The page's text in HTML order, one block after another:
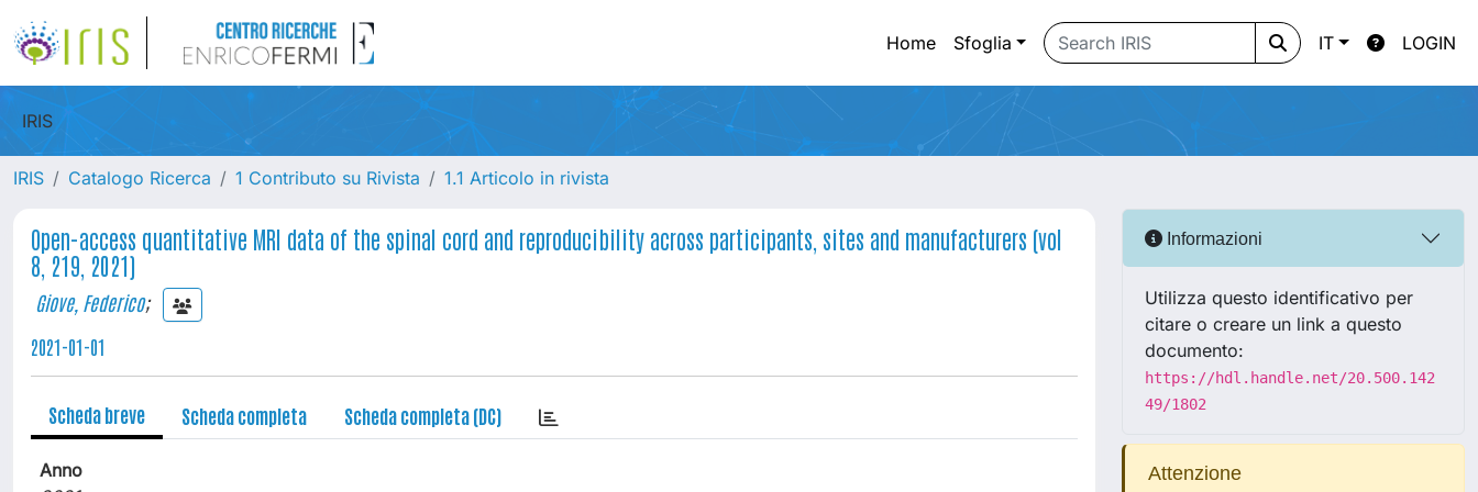
Home Sfoglia IT LOGIN
IRIS
IRIS Catalogo Ricerca 1 Contributo su Rivista 1.1 Articolo in rivista
Open-access quantitative MRI data of the spinal cord and reproducibility across participants, sites and manufacturers (vol
8, 219, 2021)
Giove, Federico;
2021-01-01
Scheda breve Scheda completa Scheda completa (DC)
Anno
Informazioni
Utilizza questo identificativo per
citare o creare un link a questo
documento:
https://hdl.handle.net/20.500.142
49/1802
Attenzione